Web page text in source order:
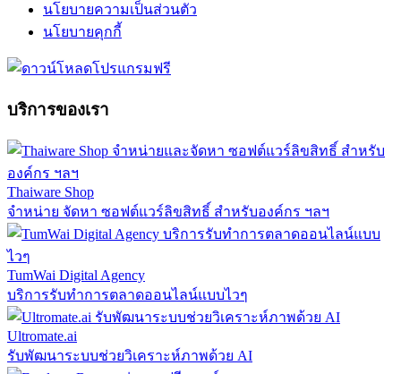
นโยบายความเป็นส่วนตัว
นโยบายคุกกี้
บริการของเรา
Thaiware Shop
จำหน่าย จัดหา ซอฟต์แวร์ลิขสิทธิ์ สำหรับองค์กร ฯลฯ
TumWai Digital Agency
บริการรับทำการตลาดออนไลน์แบบไวๆ
Ultromate.ai
รับพัฒนาระบบช่วยวิเคราะห์ภาพด้วย AI